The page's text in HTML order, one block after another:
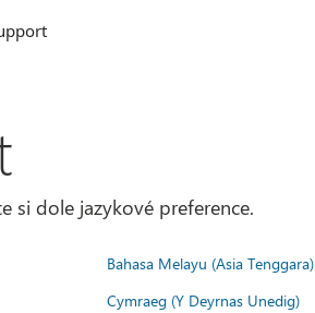
si dole jazykové preference.
Bahasa Melayu (Asia Tenggara)
Cymraeg (Y Deyrnas Unedig)